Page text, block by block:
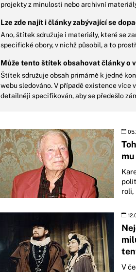
projekty z minulosti nebo archivní
Lze zde najít i články zabývající se
Ano, štítek sdružuje i materiály, které se
specifické obory, v nichž působil, a to
Může tento štítek obsahovat články o
Štítek sdružuje obsah primárně k jedné
webu sledováno. V případě existence více
detailněji specifikován, aby se předešlo
roli,
V